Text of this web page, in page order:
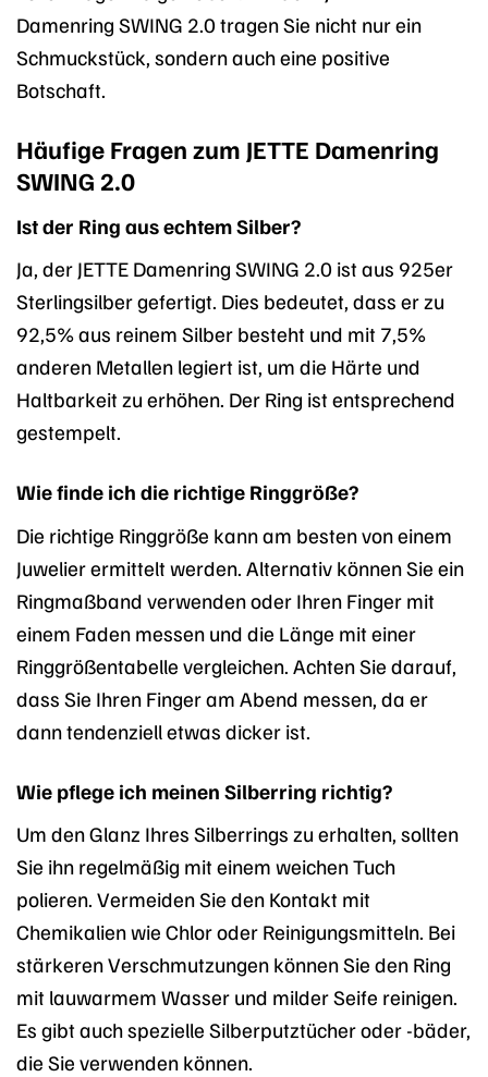
Damenring SWING 2.0 tragen Sie nicht nur ein
Schmuckstück, sondern auch eine positive
Botschaft.
Häufige Fragen zum JETTE Damenring
SWING 2.0
Ist der Ring aus echtem Silber?
Ja, der JETTE Damenring SWING 2.0 ist aus 925er
Sterlingsilber gefertigt. Dies bedeutet, dass er zu
92,5% aus reinem Silber besteht und mit 7,5%
anderen Metallen legiert ist, um die Härte und
Haltbarkeit zu erhöhen. Der Ring ist entsprechend
gestempelt.
Wie finde ich die richtige Ringgröße?
Die richtige Ringgröße kann am besten von einem
Juwelier ermittelt werden. Alternativ können Sie ein
Ringmaßband verwenden oder Ihren Finger mit
einem Faden messen und die Länge mit einer
Ringgrößentabelle vergleichen. Achten Sie darauf,
dass Sie Ihren Finger am Abend messen, da er
dann tendenziell etwas dicker ist.
Wie pflege ich meinen Silberring richtig?
Um den Glanz Ihres Silberrings zu erhalten, sollten
Sie ihn regelmäßig mit einem weichen Tuch
polieren. Vermeiden Sie den Kontakt mit
Chemikalien wie Chlor oder Reinigungsmitteln. Bei
stärkeren Verschmutzungen können Sie den Ring
mit lauwarmem Wasser und milder Seife reinigen.
Es gibt auch spezielle Silberputztücher oder -bäder,
die Sie verwenden können.